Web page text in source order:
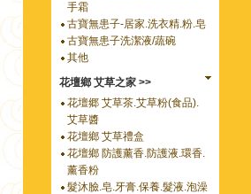
手霜
古寶無患子-居家.洗衣精.粉.皂
古寶無患子洗潔液/蔬碗
其他
花壇鄉 艾草之家 >>
花壇郷 艾草茶.艾草粉(食品).
艾草醬
花壇鄉 艾草禮盒
花壇鄉 防護薰香.防護液.環香.
薰香粉
髮沐臉.皂.牙膏.保養.髮液.泡澡